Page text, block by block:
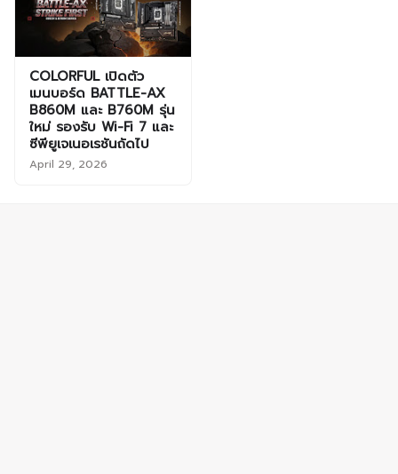
COLORFUL เปิดตัว
เมนบอร์ด BATTLE-AX
B860M และ B760M รุ่น
ใหม่ รองรับ Wi-Fi 7 และ
ซีพียูเจเนอเรชันถัดไป
April 29, 2026